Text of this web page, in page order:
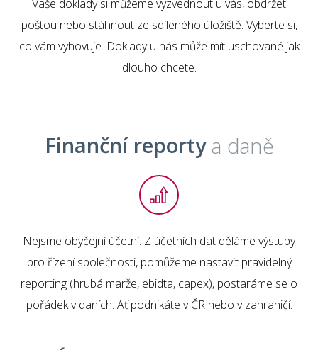
Vaše doklady si můžeme vyzvednout u vás, obdržet
poštou nebo stáhnout ze sdíleného úložiště. Vyberte si,
co vám vyhovuje. Doklady u nás může mít uschované jak
dlouho chcete.
Finanční reportya daně
Nejsme obyčejní účetní. Z účetních dat děláme výstupy
pro řízení společnosti, pomůžeme nastavit pravidelný
reporting (hrubá marže, ebidta, capex), postaráme se o
pořádek v daních. Ať podnikáte v ČR nebo v zahraničí.